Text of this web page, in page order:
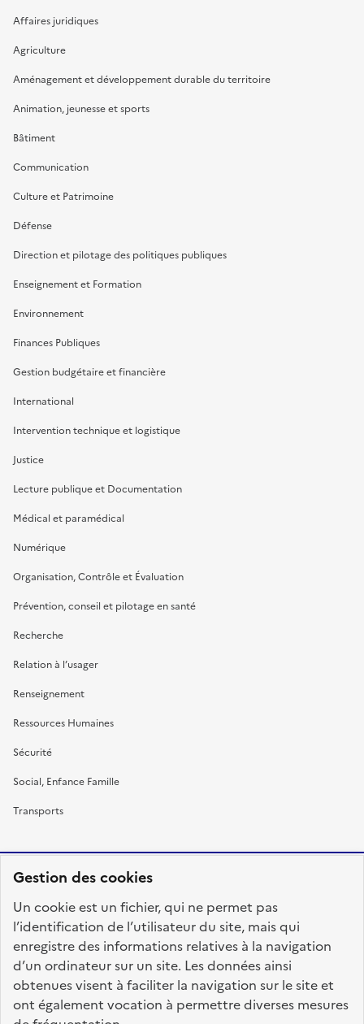
Gestion des cookies
Un cookie est un fichier, qui ne permet pas
l’identification de l’utilisateur du site, mais qui
enregistre des informations relatives à la navigation
d’un ordinateur sur un site. Les données ainsi
obtenues visent à faciliter la navigation sur le site et
ont également vocation à permettre diverses mesures
Affaires juridiques
Agriculture
Aménagement et développement durable du territoire
Animation, jeunesse et sports
Bâtiment
Communication
Culture et Patrimoine
Défense
Direction et pilotage des politiques publiques
Enseignement et Formation
Environnement
Finances Publiques
Gestion budgétaire et financière
International
Intervention technique et logistique
Justice
Lecture publique et Documentation
Médical et paramédical
Numérique
Organisation, Contrôle et Évaluation
Prévention, conseil et pilotage en santé
Recherche
Relation à l’usager
Renseignement
Ressources Humaines
Sécurité
Social, Enfance Famille
Transports
FRANÇAISE
fonction-publique.gouv.fr
legifrance.gouv.fr